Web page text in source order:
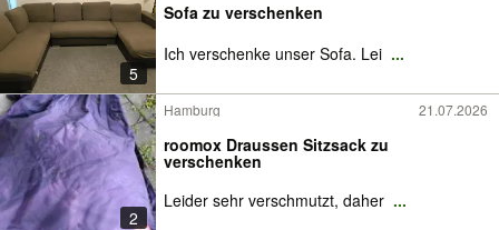
5
Sofa zu verschenken
Ich verschenke unser Sofa. Lei ...
2
Hamburg 21.07.2026
roomox Draussen Sitzsack zu
verschenken
Leider sehr verschmutzt, daher ...